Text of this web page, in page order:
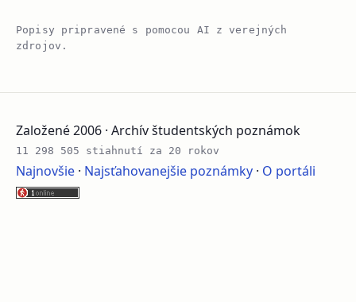
Popisy pripravené s pomocou AI z verejných
zdrojov.
Založené 2006 · Archív študentských poznámok
11 298 505 stiahnutí za 20 rokov
Najnovšie · Najsťahovanejšie poznámky · O portáli